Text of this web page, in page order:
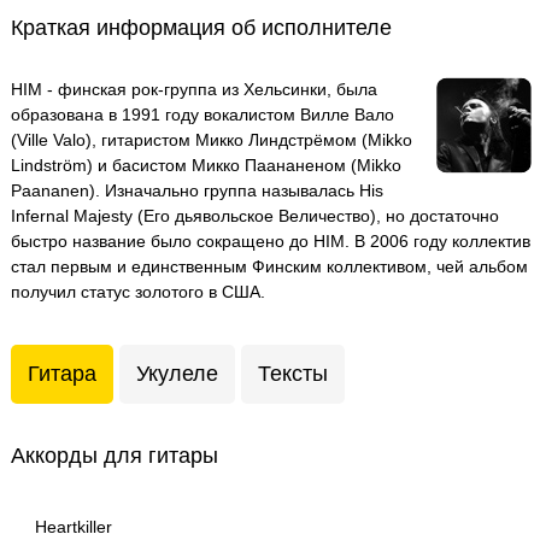
Краткая информация об исполнителе
HIM - финская рок-группа из Хельсинки, была
образована в 1991 году вокалистом Вилле Вало
(Ville Valo), гитаристом Микко Линдстрёмом (Mikko
Lindström) и басистом Микко Паананеном (Mikko
Paananen). Изначально группа называлась His
Infernal Majesty (Его дьявольское Величество), но достаточно
быстро название было сокращено до HIM. В 2006 году коллектив
стал первым и единственным Финским коллективом, чей альбом
получил статус золотого в США.
Гитара Укулеле Тексты
Аккорды для гитары
Heartkiller